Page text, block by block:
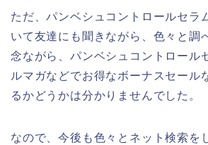
ただ、パンベシュコントロールセラ
いて友達にも聞きながら、色々と調
念ながら、パンベシュコントロール
ルマガなどでお得なボーナスセール
るかどうかは分かりませんでした。
なので、今後も色々とネット検索を